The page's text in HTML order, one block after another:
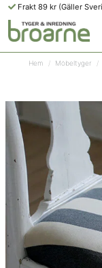
Frakt 89 kr (Gäller
Hem Möbeltyger